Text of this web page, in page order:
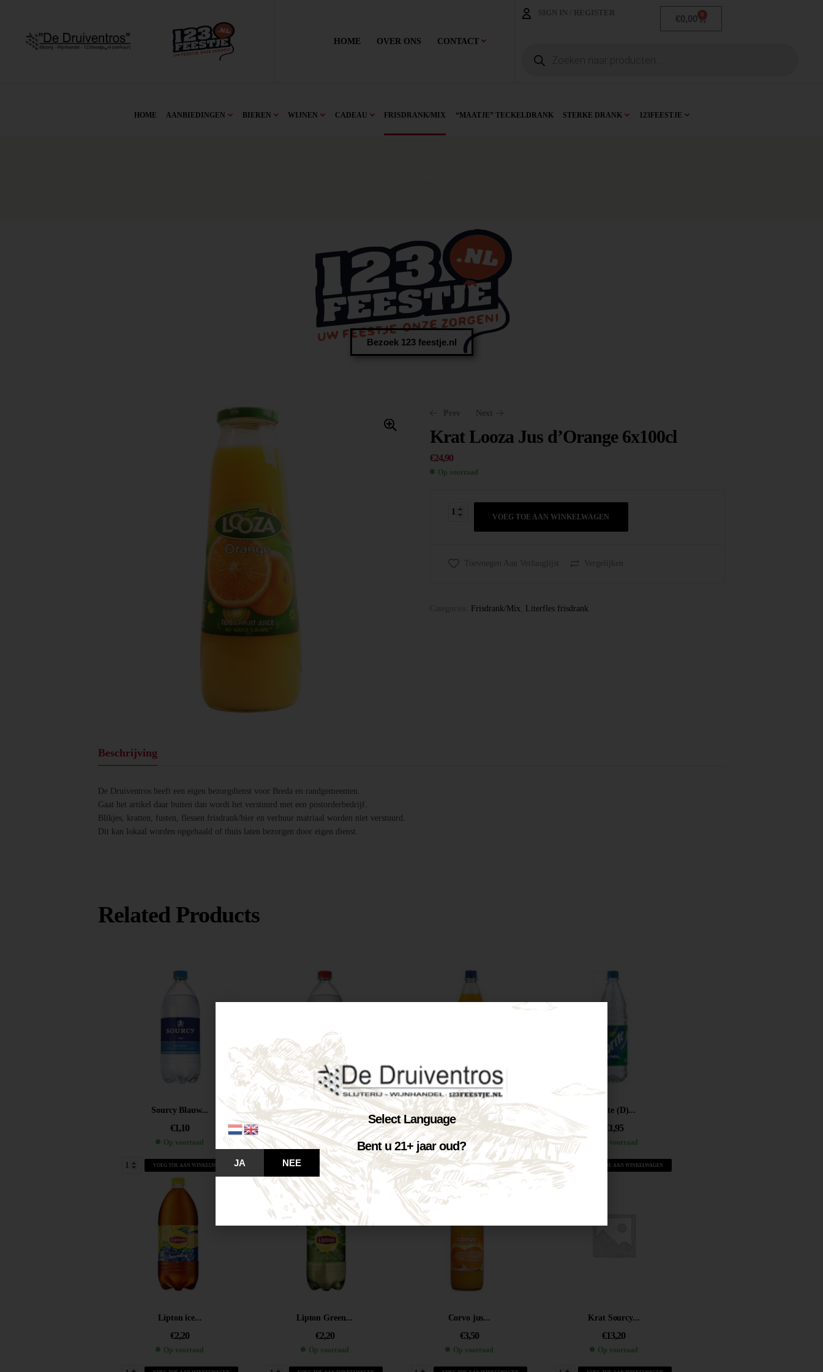
HOME OVER ONS CONTACT
SIGN IN / REGISTER
€0,00 0
HOME AANBIEDINGEN BIEREN WIJNEN CADEAU FRISDRANK/MIX “MAATJE” TECKELDRANK STERKE DRANK 123FEESTJE
Bezoek 123 feestje.nl
Prev Next
Krat Looza Jus d’Orange 6x100cl
€24,90
Op voorraad
VOEG TOE AAN WINKELWAGEN
Toevoegen Aan Verlanglijst Vergelijken
Frisdrank/Mix Literfles frisdrank
Beschrijving
De Druiventros heeft een eigen bezorgdienst voor Breda en randgemeenten.
Gaat het artikel daar buiten dan wordt het verstuurd met een postorderbedrijf.
Blikjes, kratten, fusten, flessen frisdrank/bier en verhuur matriaal worden niet verstuurd.
Dit kan lokaal worden opgehaald of thuis laten bezorgen door eigen dienst.
Related Products
Sourcy Blauw...
€1,10
Op voorraad
VOEG TOE AAN WINKELWAGEN
Sourcy Rood...
€1,10
Op voorraad
VOEG TOE AAN WINKELWAGEN
Fanta Orange...
€1,95
Op voorraad
VOEG TOE AAN WINKELWAGEN
Sprite (D)...
€1,95
Op voorraad
VOEG TOE AAN WINKELWAGEN
Lipton ice...
€2,20
Op voorraad
Lipton Green...
€2,20
Op voorraad
Corvo jus...
€3,50
Op voorraad
Krat Sourcy...
€13,20
Op voorraad
Select Language
Bent u 21+ jaar oud?
JA NEE